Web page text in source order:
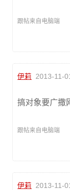
跟帖来自电脑端
伊莉 2013-11-
搞对象要广撒
跟帖来自电脑端
伊莉 2013-11-